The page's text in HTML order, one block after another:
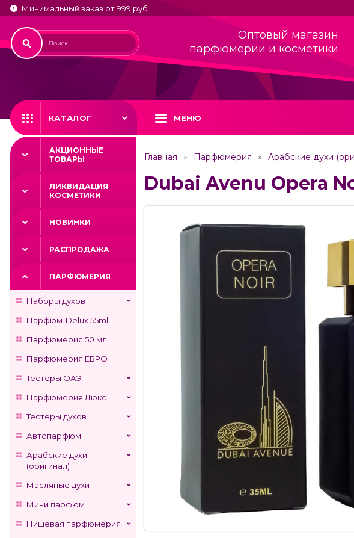
Минимальный заказ от 999 руб.
Оптовый магазин
парфюмерии и косметики
КАТАЛОГ МЕНЮ
АКЦИОННЫЕ
ТОВАРЫ
ЛИКВИДАЦИЯ
КОСМЕТИКИ
НОВИНКИ
РАСПРОДАЖА
ПАРФЮМЕРИЯ
Наборы духов
Парфюм-Delux 55ml
Парфюмерия 50 мл
Парфюмерия ЕВРО
Тестеры ОАЭ
Парфюмерия Люкс
Тестеры духов
Автопарфюм
Арабские духи
(оригинал)
Масляные духи
Мини парфюм
Нишевая парфюмерия
Главная Парфюмерия Арабские духи
Dubai Avenu Opera